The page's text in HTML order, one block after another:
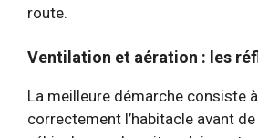
route.
Ventilation et aération : les
La meilleure démarche consiste
correctement l’habitacle avant